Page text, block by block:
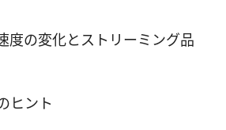
度の変化とストリーミング品
ヒント